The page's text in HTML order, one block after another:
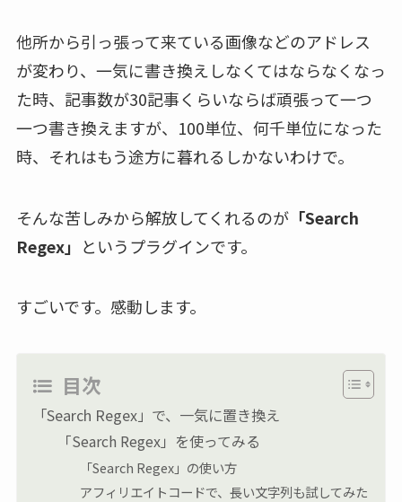
他所から引っ張って来ている画像などのアドレス
が変わり、一気に書き換えしなくてはならなくなっ
た時、記事数が30記事くらいならば頑張って一つ
一つ書き換えますが、100単位、何千単位になった
時、それはもう途方に暮れるしかないわけで。
そんな苦しみから解放してくれるのが「Search
Regex」 というプラグインです。
すごいです。感動します。
目次
「Search Regex」で、一気に置き換え
「Search Regex」を使ってみる
「Search Regex」の使い方
アフィリエイトコードで、長い文字列も試してみた